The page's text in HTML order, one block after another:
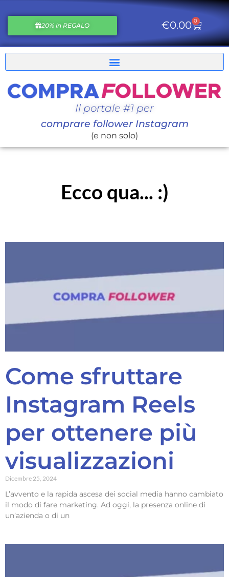
20% in REGALO €0.00 0
Il portale #1 per
comprare follower Instagram
(e non solo)
Ecco qua... :)
Come sfruttare
Instagram Reels
per ottenere più
visualizzazioni
Dicembre 25, 2024
L’avvento e la rapida ascesa dei social media hanno cambiato
il modo di fare marketing. Ad oggi, la presenza online di
un’azienda o di un